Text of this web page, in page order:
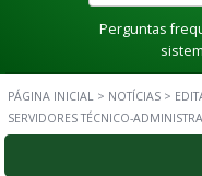
Perguntas
PÁGINA INICIAL > NOTÍCIAS >
SERVIDORES TÉCNICO-